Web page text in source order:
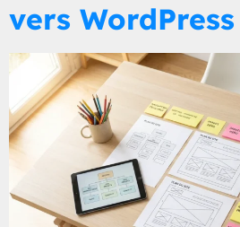
vers WordPress